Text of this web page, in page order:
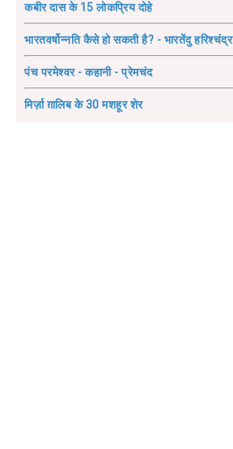
कबीर दास के 15 लोकप्रिय दोहे
भारतवर्षोन्नति कैसे हो सकती है? - भारतेंदु हरिश्चंद्र
पंच परमेश्वर - कहानी - प्रेमचंद
मिर्ज़ा ग़ालिब के 30 मशहूर शेर